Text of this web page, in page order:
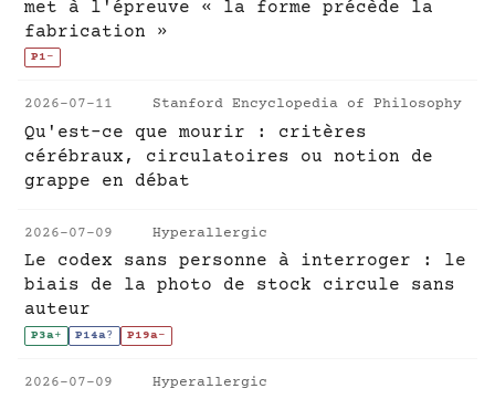
met à l'épreuve « la forme précède la
fabrication »
P1-
2026-07-11 Stanford Encyclopedia of Philosophy
Qu'est-ce que mourir : critères
cérébraux, circulatoires ou notion de
grappe en débat
2026-07-09 Hyperallergic
Le codex sans personne à interroger : le
biais de la photo de stock circule sans
auteur
P3a+ P14a? P19a-
2026-07-09 Hyperallergic